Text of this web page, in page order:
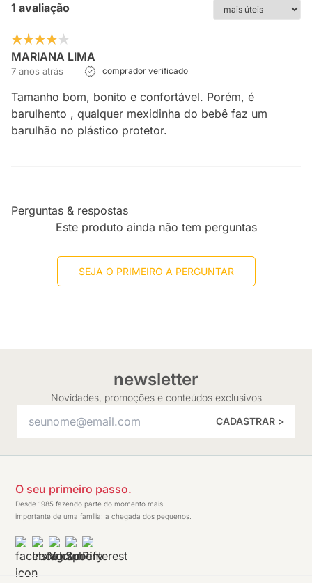
1 avaliação
MARIANA LIMA
7 anos atrás comprador verificado
Tamanho bom, bonito e confortável. Porém, é
barulhento , qualquer mexidinha do bebê faz um
barulhão no plástico protetor.
Perguntas & respostas
Este produto ainda não tem perguntas
SEJA O PRIMEIRO A PERGUNTAR
newsletter
Novidades, promoções e conteúdos exclusivos
CADASTRAR >
O seu primeiro passo.
Desde 1985 fazendo parte do momento mais
importante de uma família: a chegada dos pequenos.